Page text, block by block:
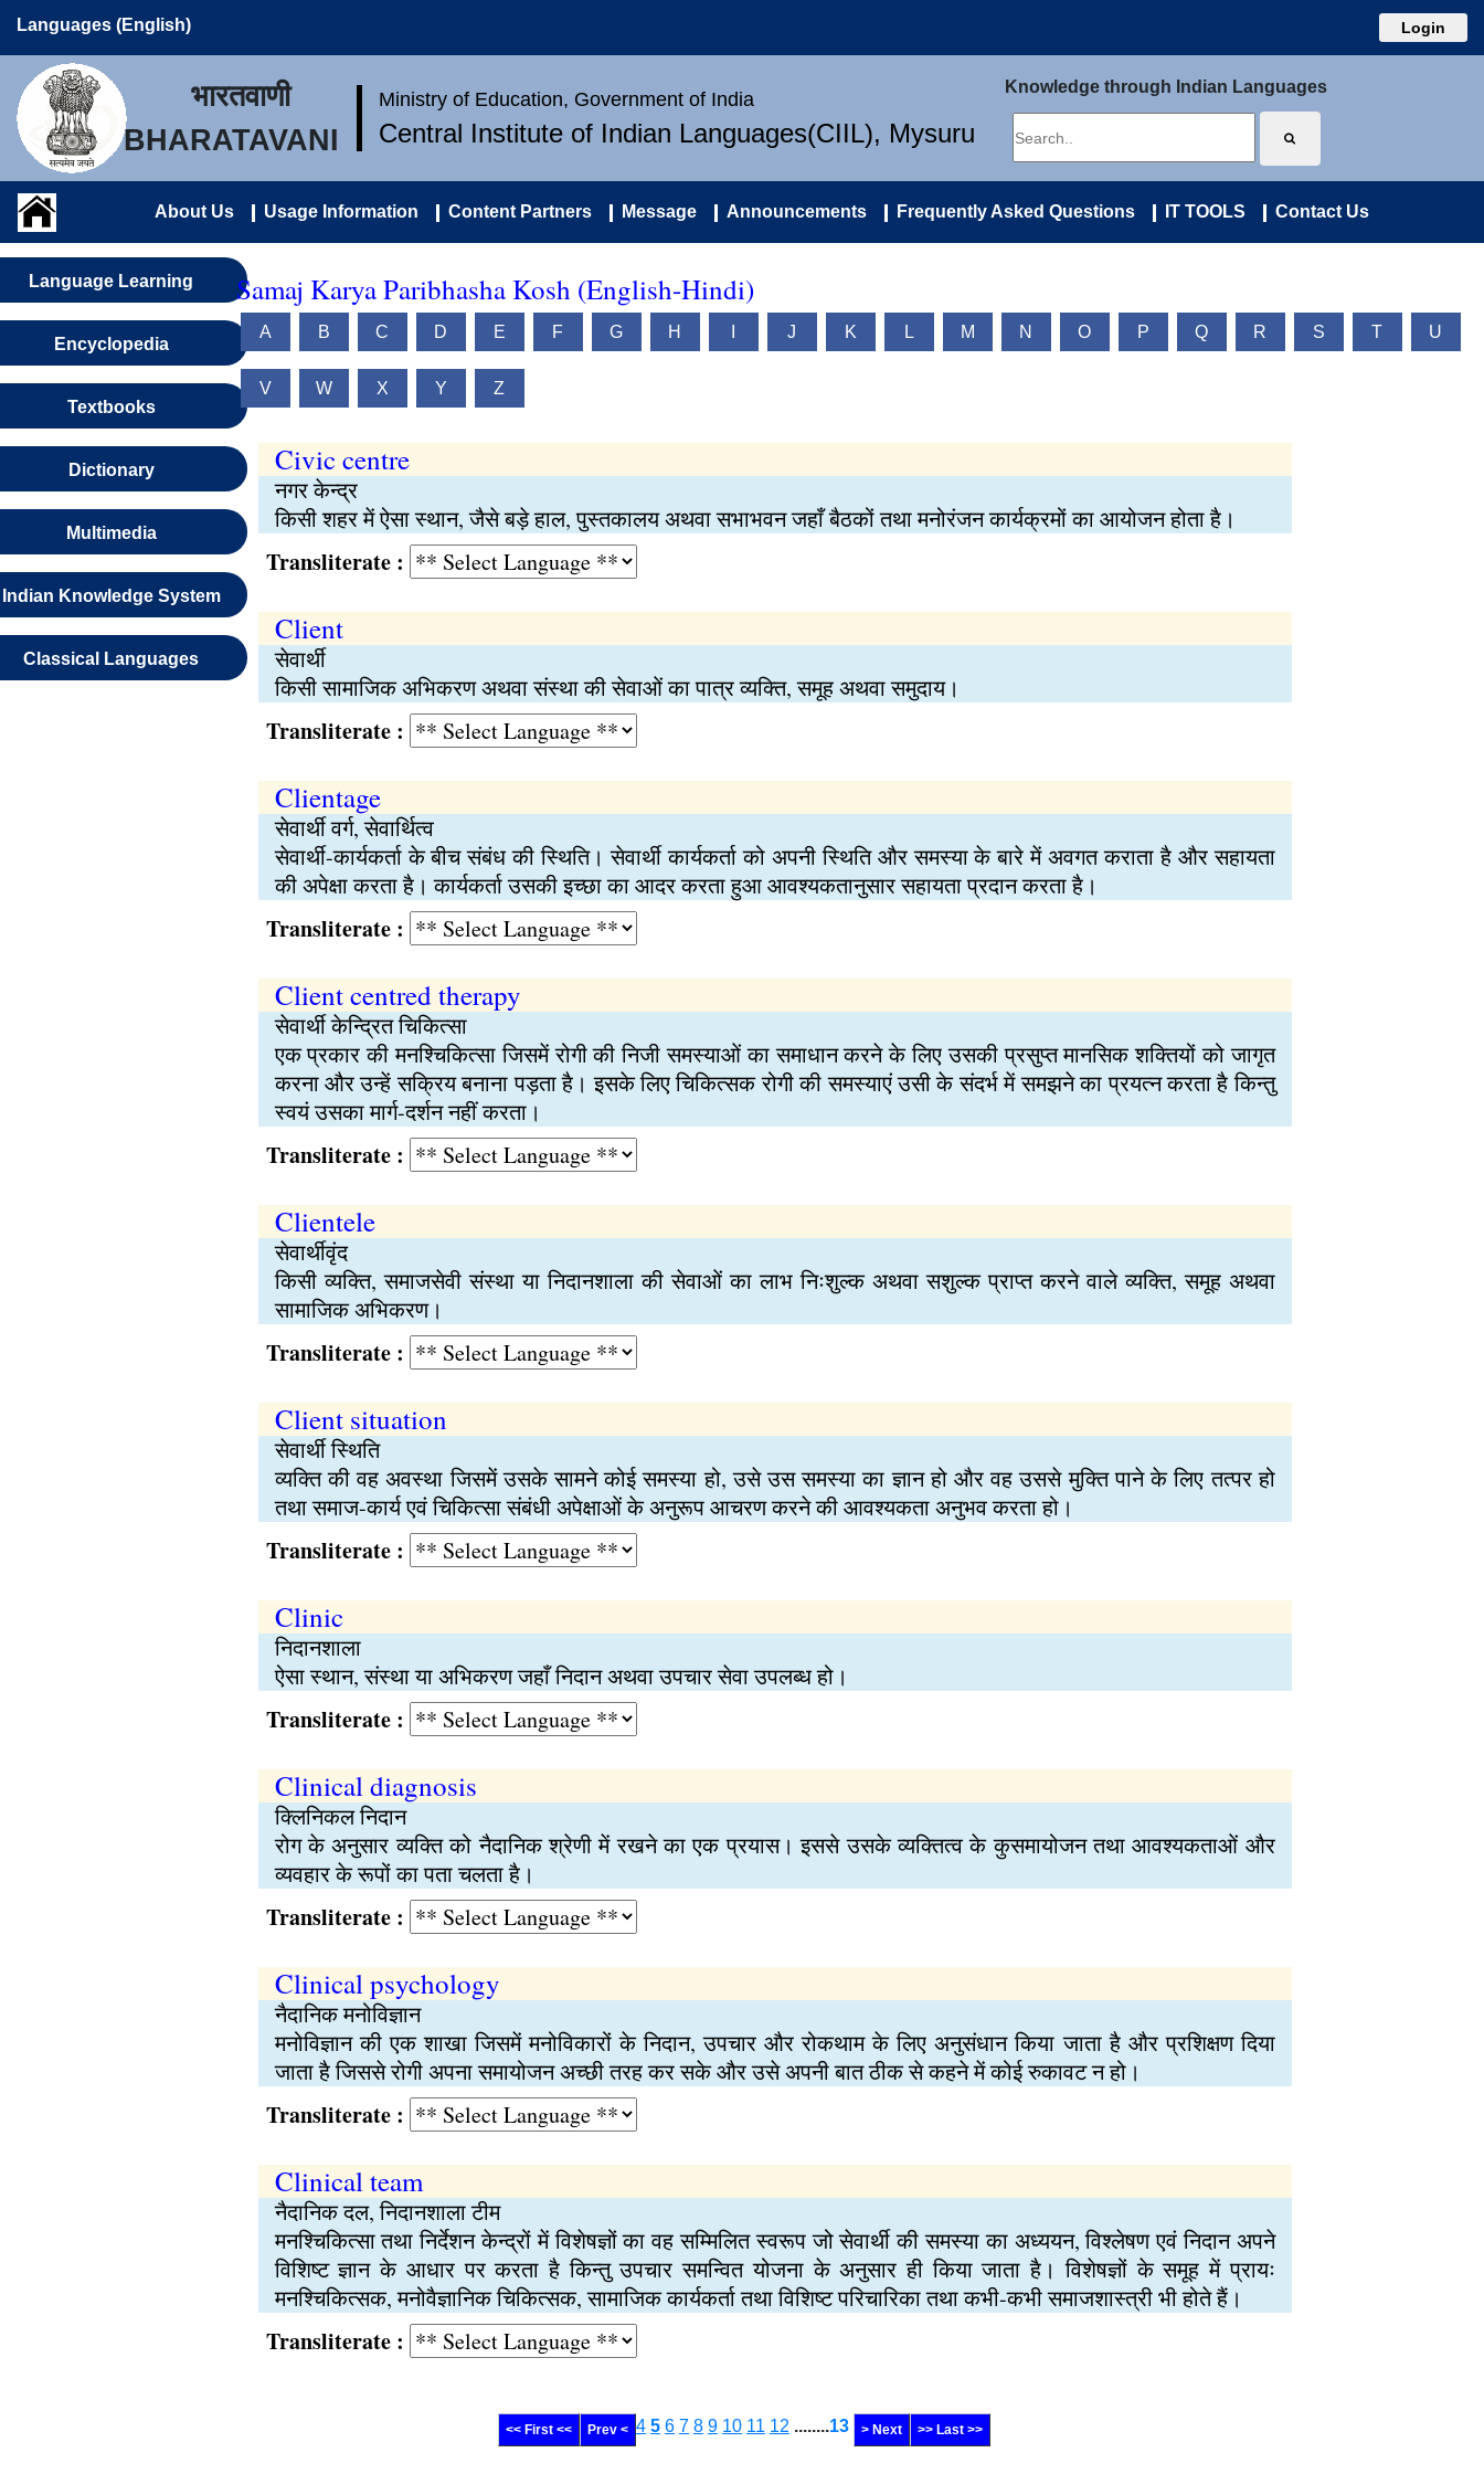
Languages (English) Login
भारतवाणी
BHARATAVANI
Ministry of Education, Government of India
Central Institute of Indian Languages(CIIL), Mysuru
Knowledge through Indian Languages
About Us Usage Information Content Partners Message Announcements Frequently Asked Questions IT TOOLS Contact Us
Language Learning
Encyclopedia
Textbooks
Dictionary
Multimedia
Indian Knowledge System
Classical Languages
Samaj Karya Paribhasha Kosh (English-Hindi)
A B C D E F G H J K L M N O P Q R S T U
V W X Y Z
Civic centre
नगर केन्द्र
किसी शहर में ऐसा स्थान, जैसे बड़े हाल, पुस्तकालय अथवा सभाभवन जहाँ बैठकों तथा मनोरंजन कार्यक्रमों का आयोजन होता है।
Transliterate :
Client
सेवार्थी
किसी सामाजिक अभिकरण अथवा संस्था की सेवाओं का पात्र व्यक्ति, समूह अथवा समुदाय।
Transliterate :
Clientage
सेवार्थी वर्ग, सेवार्थित्व
सेवार्थी-कार्यकर्ता के बीच संबंध की स्थिति। सेवार्थी कार्यकर्ता को अपनी स्थिति और समस्या के बारे में अवगत कराता है और सहायता
की अपेक्षा करता है। कार्यकर्ता उसकी इच्छा का आदर करता हुआ आवश्यकतानुसार सहायता प्रदान करता है।
Transliterate :
Client centred therapy
सेवार्थी केन्द्रित चिकित्सा
एक प्रकार की मनश्चिकित्सा जिसमें रोगी की निजी समस्याओं का समाधान करने के लिए उसकी प्रसुप्त मानसिक शक्तियों को जागृत
करना और उन्हें सक्रिय बनाना पड़ता है। इसके लिए चिकित्सक रोगी की समस्याएं उसी के संदर्भ में समझने का प्रयत्न करता है किन्तु
स्वयं उसका मार्ग-दर्शन नहीं करता।
Transliterate :
Clientele
सेवार्थीवृंद
किसी व्यक्ति, समाजसेवी संस्था या निदानशाला की सेवाओं का लाभ निःशुल्क अथवा सशुल्क प्राप्त करने वाले व्यक्ति, समूह अथवा
सामाजिक अभिकरण।
Transliterate :
Client situation
सेवार्थी स्थिति
व्यक्ति की वह अवस्था जिसमें उसके सामने कोई समस्या हो, उसे उस समस्या का ज्ञान हो और वह उससे मुक्ति पाने के लिए तत्पर हो
तथा समाज-कार्य एवं चिकित्सा संबंधी अपेक्षाओं के अनुरूप आचरण करने की आवश्यकता अनुभव करता हो।
Transliterate :
Clinic
निदानशाला
ऐसा स्थान, संस्था या अभिकरण जहाँ निदान अथवा उपचार सेवा उपलब्ध हो।
Transliterate :
Clinical diagnosis
क्लिनिकल निदान
रोग के अनुसार व्यक्ति को नैदानिक श्रेणी में रखने का एक प्रयास। इससे उसके व्यक्तित्व के कुसमायोजन तथा आवश्यकताओं और
व्यवहार के रूपों का पता चलता है।
Transliterate :
Clinical psychology
नैदानिक मनोविज्ञान
मनोविज्ञान की एक शाखा जिसमें मनोविकारों के निदान, उपचार और रोकथाम के लिए अनुसंधान किया जाता है और प्रशिक्षण दिया
जाता है जिससे रोगी अपना समायोजन अच्छी तरह कर सके और उसे अपनी बात ठीक से कहने में कोई रुकावट न हो।
Transliterate :
Clinical team
नैदानिक दल, निदानशाला टीम
मनश्चिकित्सा तथा निर्देशन केन्द्रों में विशेषज्ञों का वह सम्मिलित स्वरूप जो सेवार्थी की समस्या का अध्ययन, विश्लेषण एवं निदान अपने
विशिष्ट ज्ञान के आधार पर करता है किन्तु उपचार समन्वित योजना के अनुसार ही किया जाता है। विशेषज्ञों के समूह में प्रायः
मनश्चिकित्सक, मनोवैज्ञानिक चिकित्सक, सामाजिक कार्यकर्ता तथा विशिष्ट परिचारिका तथा कभी-कभी समाजशास्त्री भी होते हैं।
Transliterate :
<< First << Prev < 4 5 6 7 8 9 10 11 12 ........13 > Next >> Last >>